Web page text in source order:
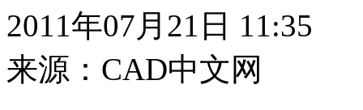
2011年07月21日 11:35
来源： CAD中文网